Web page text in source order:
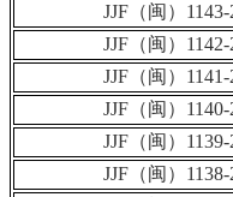
JJF（闽）1143-
JJF（闽）1142-
JJF（闽）1141-
JJF（闽）1140-
JJF（闽）1139-
JJF（闽）1138-